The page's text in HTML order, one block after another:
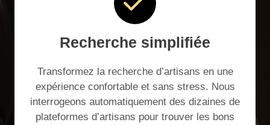
Recherche simplifiée
Transformez la recherche d’artisans en une
expérience confortable et sans stress. Nous
interrogeons automatiquement des dizaines de
plateformes d’artisans pour trouver les bons